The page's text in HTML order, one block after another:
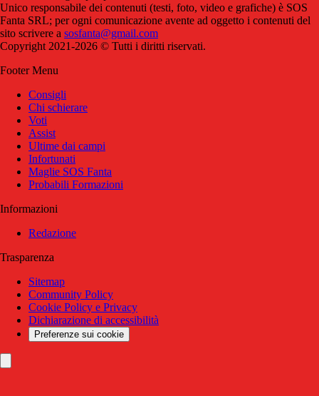
Unico responsabile dei contenuti (testi, foto, video e grafiche) è SOS
Fanta SRL; per ogni comunicazione avente ad oggetto i contenuti del
sito scrivere a sosfanta@gmail.com
Copyright 2021-2026 © Tutti i diritti riservati.
Footer Menu
Consigli
Chi schierare
Voti
Assist
Ultime dai campi
Infortunati
Maglie SOS Fanta
Probabili Formazioni
Informazioni
Redazione
Trasparenza
Sitemap
Community Policy
Cookie Policy e Privacy
Dichiarazione di accessibilità
Preferenze sui cookie